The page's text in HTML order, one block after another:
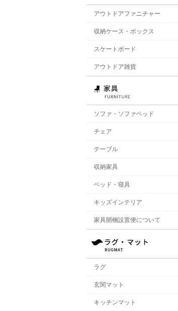
アウトドアファニチャー
収納ケース・ボックス
スケートボード
アウトドア雑貨
ソファ・ソファベッド
チェア
テーブル
収納家具
ベッド・寝具
キッズインテリア
家具開梱設置便について
ラグ
玄関マット
キッチンマット